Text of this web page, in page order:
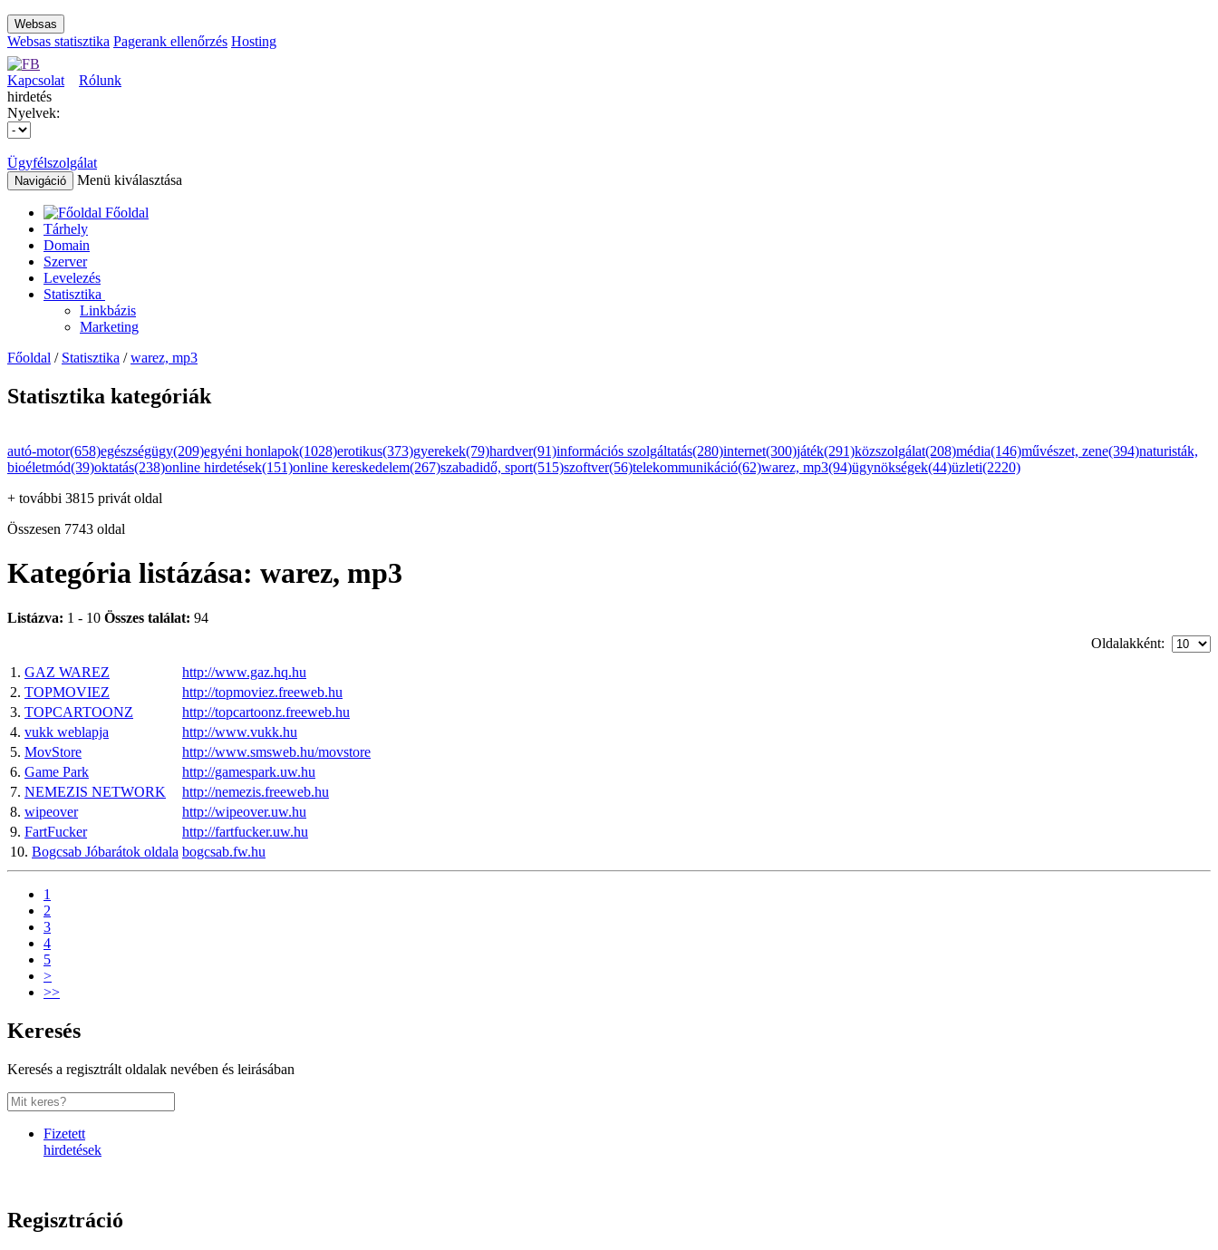
Websas
Websas statisztika Pagerank ellenőrzés Hosting
Kapcsolat
Rólunk
hirdetés
Nyelvek:
Ügyfélszolgálat
Navigáció Menü kiválasztása
Főoldal
Tárhely
Domain
Szerver
Levelezés
Statisztika
Linkbázis
Marketing
Főoldal / Statisztika /warez, mp3
Statisztika kategóriák
autó-motor(658)egészségügy(209)egyéni honlapok(1028)erotikus(373)gyerekek(79)hardver(91)információs szolgáltatás(280)internet(300)játék(291)közszolgálat(208)média(146)művészet, zene(394)naturisták,
bioéletmód(39)oktatás(238)online hirdetések(151)online kereskedelem(267)szabadidő, sport(515)szoftver(56)telekommunikáció(62)warez, mp3(94)ügynökségek(44)üzleti(2220)
+ további 3815 privát oldal
Összesen 7743 oldal
Kategória listázása: warez, mp3
Listázva: 1 - 10 Összes találat: 94
Oldalakként:
1. GAZ WAREZ
http://www.gaz.hq.hu
2. TOPMOVIEZ
http://topmoviez.freeweb.hu
3. TOPCARTOONZ
http://topcartoonz.freeweb.hu
4. vukk weblapja
http://www.vukk.hu
5. MovStore
http://www.smsweb.hu/movstore
6. Game Park
http://gamespark.uw.hu
7. NEMEZIS NETWORK
http://nemezis.freeweb.hu
8. wipeover
http://wipeover.uw.hu
9. FartFucker
http://fartfucker.uw.hu
10. Bogcsab Jóbarátok oldala bogcsab.fw.hu
1
2
3
4
5
>
>>
Keresés
Keresés a regisztrált oldalak nevében és leirásában
Fizetett
hirdetések
Regisztráció